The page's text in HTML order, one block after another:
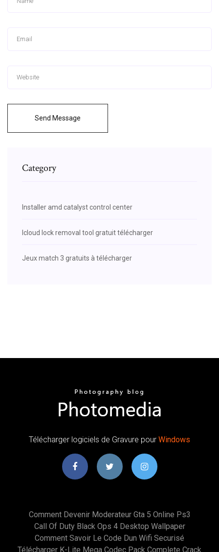
Send Message
Category
Installer amd catalyst control center
Icloud lock removal tool gratuit télécharger
Jeux match 3 gratuits à télécharger
Télécharger logiciels de Gravure pour Windows
Comment Devenir Moderateur Gta 5 Online Ps3
Call Of Duty Black Ops 4 Desktop Wallpaper
Comment Savoir Le Code Dun Wifi Securisé
Télécharger K-Lite Mega Codec Pack Complete Crack